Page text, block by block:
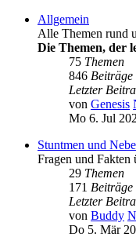
Allgemein
Alle Themen rund
Die Themen, der
75 Themen
846 Beiträge
Letzter
von Genesis
Mo 6. Jul
Stuntmen und
Fragen und Fakten
29 Themen
171 Beiträge
Letzter
von Buddy
Do 5. Mär